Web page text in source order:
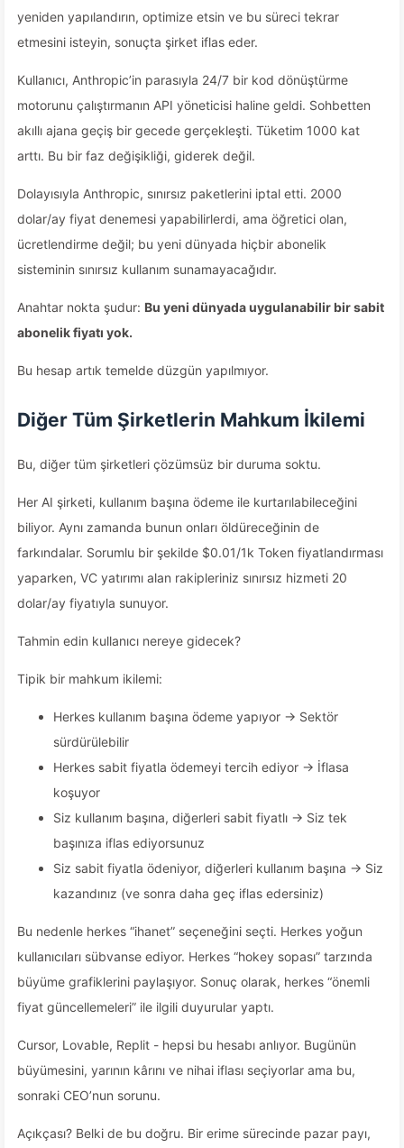
yeniden yapılandırın, optimize etsin ve bu süreci tekrar
etmesini isteyin, sonuçta şirket iflas eder.
Kullanıcı, Anthropic’in parasıyla 24/7 bir kod dönüştürme
motorunu çalıştırmanın API yöneticisi haline geldi. Sohbetten
akıllı ajana geçiş bir gecede gerçekleşti. Tüketim 1000 kat
arttı. Bu bir faz değişikliği, giderek değil.
Dolayısıyla Anthropic, sınırsız paketlerini iptal etti. 2000
dolar/ay fiyat denemesi yapabilirlerdi, ama öğretici olan,
ücretlendirme değil; bu yeni dünyada hiçbir abonelik
sisteminin sınırsız kullanım sunamayacağıdır.
Anahtar nokta şudur: Bu yeni dünyada uygulanabilir bir sabit
abonelik fiyatı yok.
Bu hesap artık temelde düzgün yapılmıyor.
Diğer Tüm Şirketlerin Mahkum İkilemi
Bu, diğer tüm şirketleri çözümsüz bir duruma soktu.
Her AI şirketi, kullanım başına ödeme ile kurtarılabileceğini
biliyor. Aynı zamanda bunun onları öldüreceğinin de
farkındalar. Sorumlu bir şekilde $0.01/1k Token fiyatlandırması
yaparken, VC yatırımı alan rakipleriniz sınırsız hizmeti 20
dolar/ay fiyatıyla sunuyor.
Tahmin edin kullanıcı nereye gidecek?
Tipik bir mahkum ikilemi:
Herkes kullanım başına ödeme yapıyor → Sektör
sürdürülebilir
Herkes sabit fiyatla ödemeyi tercih ediyor → İflasa
koşuyor
Siz kullanım başına, diğerleri sabit fiyatlı → Siz tek
başınıza iflas ediyorsunuz
Siz sabit fiyatla ödeniyor, diğerleri kullanım başına → Siz
kazandınız (ve sonra daha geç iflas edersiniz)
Bu nedenle herkes “ihanet” seçeneğini seçti. Herkes yoğun
kullanıcıları sübvanse ediyor. Herkes “hokey sopası” tarzında
büyüme grafiklerini paylaşıyor. Sonuç olarak, herkes “önemli
fiyat güncellemeleri” ile ilgili duyurular yaptı.
Cursor, Lovable, Replit - hepsi bu hesabı anlıyor. Bugünün
büyümesini, yarının kârını ve nihai iflası seçiyorlar ama bu,
sonraki CEO’nun sorunu.
Açıkçası? Belki de bu doğru. Bir erime sürecinde pazar payı,